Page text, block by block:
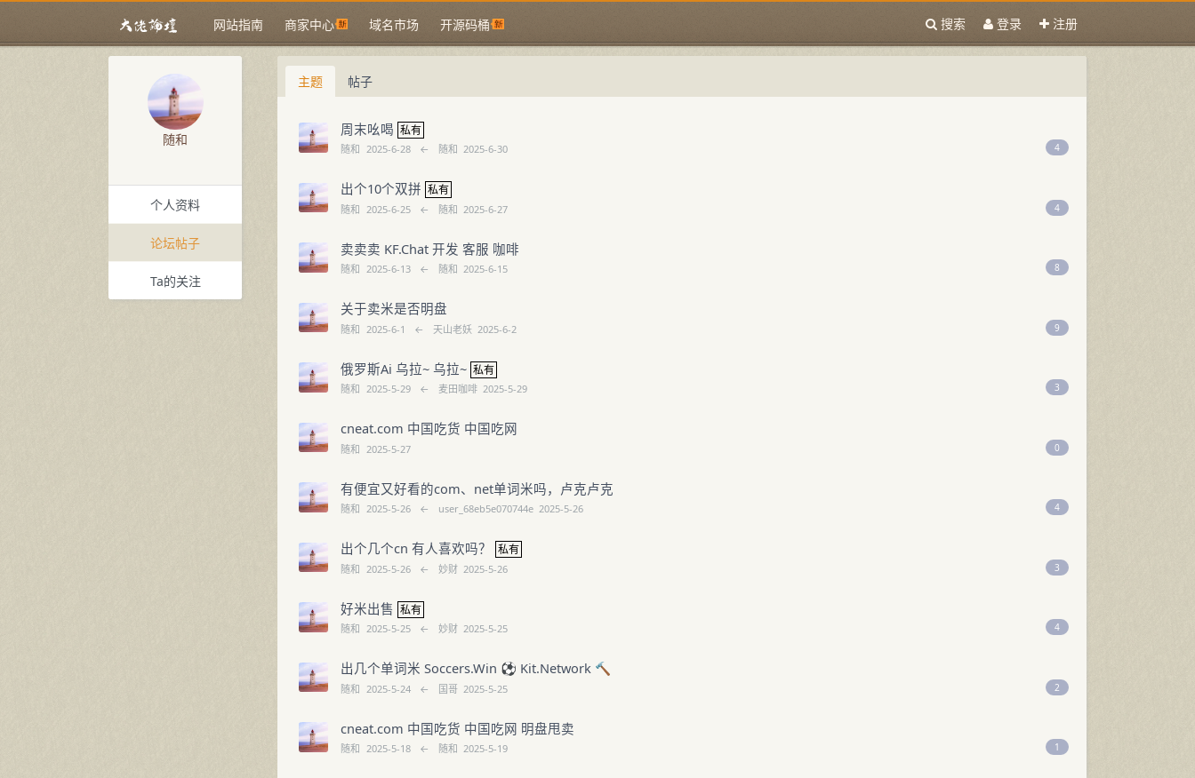
网站指南 商家中心 域名市场 开源码桶 搜索 登录 注册
随和
个人资料
论坛帖子
Ta的关注
主题 帖子
周末吆喝 私有
随和 2025-6-28 ← 随和 2025-6-30 4
出个10个双拼 私有
随和 2025-6-25 ← 随和 2025-6-27 4
卖卖卖 KF.Chat 开发 客服 咖啡
随和 2025-6-13 ← 随和 2025-6-15 8
关于卖米是否明盘
随和 2025-6-1 ← 天山老妖 2025-6-2 9
俄罗斯Ai 乌拉~ 乌拉~ 私有
随和 2025-5-29 ← 麦田咖啡 2025-5-29 3
cneat.com 中国吃货 中国吃网
随和 2025-5-27 0
有便宜又好看的com、net单词米吗，卢克卢克
随和 2025-5-26 ← user_68eb5e070744e 2025-5-26 4
出个几个cn 有人喜欢吗？ 私有
随和 2025-5-26 ← 妙财 2025-5-26 3
好米出售 私有
随和 2025-5-25 ← 妙财 2025-5-25 4
出几个单词米 Soccers.Win ⚽️ Kit.Network 🔨 ​
随和 2025-5-24 ← 国哥 2025-5-25 2
cneat.com 中国吃货 中国吃网 明盘甩卖
随和 2025-5-18 ← 随和 2025-5-19 1